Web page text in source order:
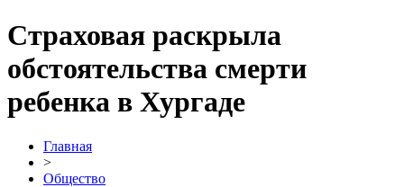
Страховая раскрыла
обстоятельства смерти
ребенка в Хургаде
Главная
>
Общество